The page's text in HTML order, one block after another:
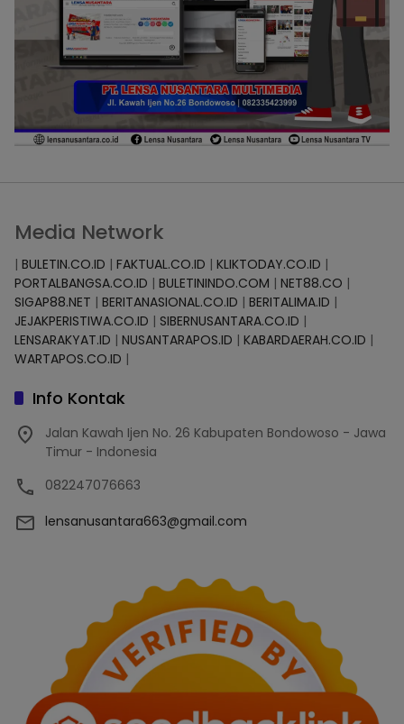
Media Network
| BULETIN.CO.ID | FAKTUAL.CO.ID | KLIKTODAY.CO.ID |
PORTALBANGSA.CO.ID | BULETININDO.COM | NET88.CO |
SIGAP88.NET | BERITANASIONAL.CO.ID | BERITALIMA.ID |
JEJAKPERISTIWA.CO.ID | SIBERNUSANTARA.CO.ID |
LENSARAKYAT.ID | NUSANTARAPOS.ID | KABARDAERAH.CO.ID |
WARTAPOS.CO.ID |
Info Kontak
Jalan Kawah Ijen No. 26 Kabupaten Bondowoso - Jawa
Timur - Indonesia
082247076663
lensanusantara663@gmail.com